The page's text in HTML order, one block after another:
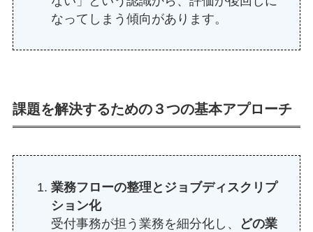
なってしまう傾向があります。
課題を解決するための３つの基本アプローチ
業務フローの整理とジョブディスクリプ
ション化
受付事務が担う業務を細分化し、
どの業